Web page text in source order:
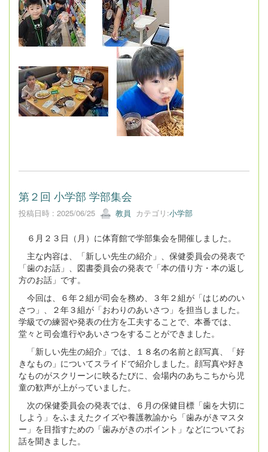
第２回 小学部 学部集会
投稿日時 : 2025/06/25 教員 カテゴリ:小学部
６月２３日（月）に体育館で学部集会を開催しました。
主な内容は、「新しい先生の紹介」、保健委員会の発表で
「歯のお話」、図書委員会の発表で「本の借り方・本の返し
方のお話」です。
今回は、６年２組が司会を務め、３年２組が「はじめのい
さつ」、２年３組が「おわりのあいさつ」を担当しました。
学級での練習や発表の仕方を工夫することで、本番では、
堂々と司会進行やあいさつをすることができました。
「新しい先生の紹介」では、１８名の名前と顔写真、「好
きなもの」についてスライドで紹介しました。顔写真や好き
なものがスクリーンに映るたびに、会場内のあちこちから児
童の歓声が上がっていました。
次の保健委員会の発表では、６月の保健目標「歯を大切に
しよう」をふまえたクイズや養護教諭から「歯みがきマスタ
ー」を目指すための「歯みがきのポイント」などについてお
話を聞きました。